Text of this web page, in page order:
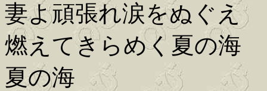
妻よ頑張れ涙をぬぐえ
燃えてきらめく夏の海
夏の海